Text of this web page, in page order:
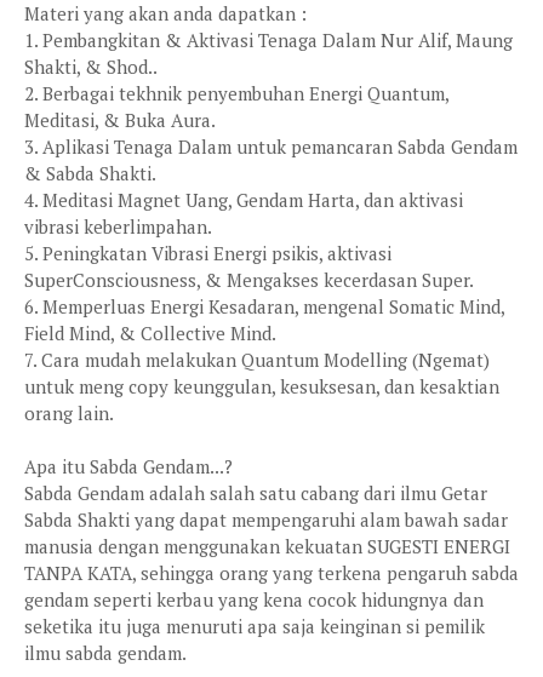
Materi yang akan anda dapatkan :
1. Pembangkitan & Aktivasi Tenaga Dalam Nur Alif, Maung
Shakti, & Shod..
2. Berbagai tekhnik penyembuhan Energi Quantum,
Meditasi, & Buka Aura.
3. Aplikasi Tenaga Dalam untuk pemancaran Sabda Gendam
& Sabda Shakti.
4. Meditasi Magnet Uang, Gendam Harta, dan aktivasi
vibrasi keberlimpahan.
5. Peningkatan Vibrasi Energi psikis, aktivasi
SuperConsciousness, & Mengakses kecerdasan Super.
6. Memperluas Energi Kesadaran, mengenal Somatic Mind,
Field Mind, & Collective Mind.
7. Cara mudah melakukan Quantum Modelling (Ngemat)
untuk meng copy keunggulan, kesuksesan, dan kesaktian
orang lain.
Apa itu Sabda Gendam...?
Sabda Gendam adalah salah satu cabang dari ilmu Getar
Sabda Shakti yang dapat mempengaruhi alam bawah sadar
manusia dengan menggunakan kekuatan SUGESTI ENERGI
TANPA KATA, sehingga orang yang terkena pengaruh sabda
gendam seperti kerbau yang kena cocok hidungnya dan
seketika itu juga menuruti apa saja keinginan si pemilik
ilmu sabda gendam.